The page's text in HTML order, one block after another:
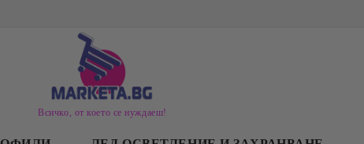
Всичко, от което се нуждаеш!